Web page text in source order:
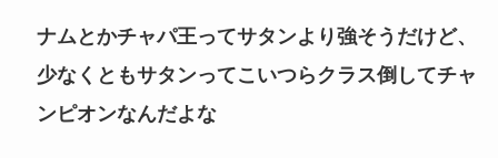
ナムとかチャパ王ってサタンより強そうだけど、
少なくともサタンってこいつらクラス倒してチャ
ンピオンなんだよな